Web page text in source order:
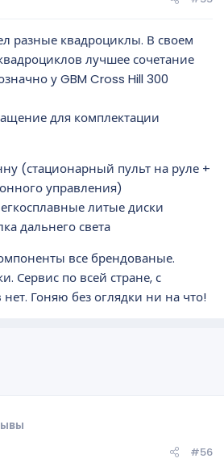
разные квадроциклы. В своем
лучшее сочетание
у GBM Cross Hill 300
для комплектации
(стационарный пульт на руле +
управления)
литые диски
дальнего света
все брендованые.
Сервис по всей стране, с
Гоняю без оглядки ни на что!
#56